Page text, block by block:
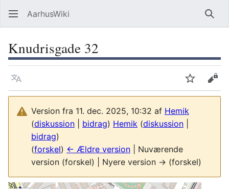
AarhusWiki Søg
Knudrisgade 32
Sprog OvervågVis
Version fra 11. dec. 2025, 10:32 af Hemik
(diskussion bidrag) Hemik (diskussion
bidrag)
(forskel) ← Ældre version | Nuværende
version (forskel) | Nyere version → (forskel)